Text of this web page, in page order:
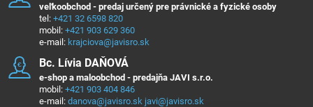
veľkoobchod - predaj určený pre právnické a fyzické osoby
tel: +421 32 6598 820
mobil: +421 903 629 360
e-mail: krajciova@javisro.sk
Bc​. Lívia DAŇOVÁ
e-shop a maloobchod - predajňa JAVI s.r.o.
mobil: +421 903 404 846
e-mail: danova@javisro.sk javi@javisro.sk